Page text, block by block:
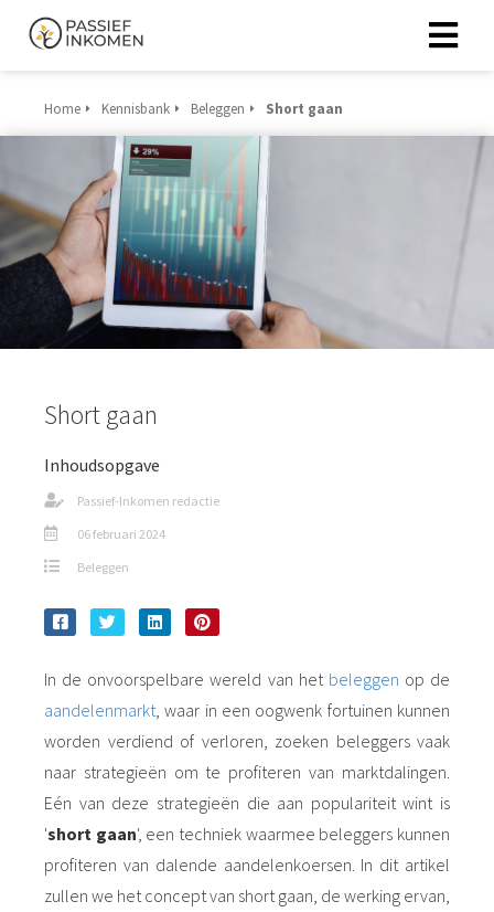
Home Kennisbank Beleggen Short gaan
Short gaan
Inhoudsopgave
Passief-Inkomen redactie
06 februari 2024
Beleggen
In de onvoorspelbare wereld van het beleggen op de
aandelenmarkt , waar in een oogwenk fortuinen kunnen
worden verdiend of verloren, zoeken beleggers vaak
naar strategieën om te profiteren van marktdalingen.
Eén van deze strategieën die aan populariteit wint is
'short gaan', een techniek waarmee beleggers kunnen
profiteren van dalende aandelenkoersen. In dit artikel
zullen we het concept van short gaan, de werking ervan,